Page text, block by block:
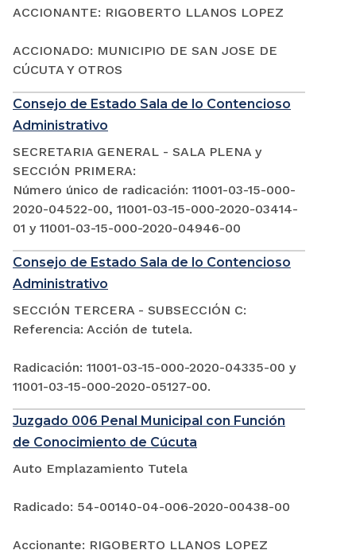
ACCIONANTE: RIGOBERTO LLANOS LOPEZ
ACCIONADO: MUNICIPIO DE SAN JOSE DE
CÚCUTA Y OTROS
Consejo de Estado Sala de lo Contencioso
Administrativo
SECRETARIA GENERAL - SALA PLENA y
SECCIÓN PRIMERA:
Número único de radicación: 11001-03-15-000-
2020-04522-00, 11001-03-15-000-2020-03414-
01 y 11001-03-15-000-2020-04946-00
Consejo de Estado Sala de lo Contencioso
Administrativo
SECCIÓN TERCERA - SUBSECCIÓN C:
Referencia: Acción de tutela.
Radicación: 11001-03-15-000-2020-04335-00 y
11001-03-15-000-2020-05127-00.
Juzgado 006 Penal Municipal con Función
de Conocimiento de Cúcuta
Auto Emplazamiento Tutela
Radicado: 54-00140-04-006-2020-00438-00
Accionante: RIGOBERTO LLANOS LOPEZ